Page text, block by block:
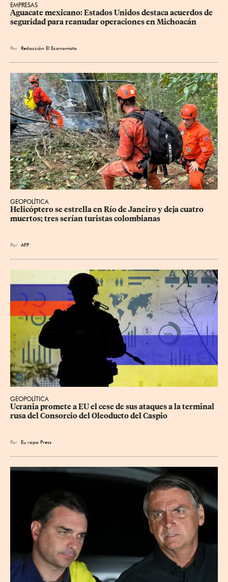
EMPRESAS
Aguacate mexicano: Estados Unidos destaca acuerdos de
seguridad para reanudar operaciones en Michoacán
Por Redacción El Economista
GEOPOLÍTICA
Helicóptero se estrella en Río de Janeiro y deja cuatro
muertos; tres serían turistas colombianas
Por AFP
GEOPOLÍTICA
Ucrania promete a EU el cese de sus ataques a la terminal
rusa del Consorcio del Oleoducto del Caspio
Por Eu ropa Press